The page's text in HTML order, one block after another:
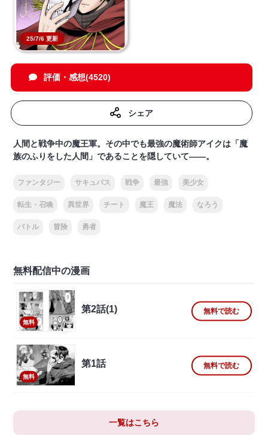
25/7/6 更新
評価・感想(4520)
シェア
人間と戦争中の魔王軍。その中でも最強の魔術師アイクは「魔
族のふりをした人間」であることを隠していて——。
ファンタジー サキュバス 戦争 最強 美少女
転生・召喚 異世界 チート 魔王 魔法 なろう
バトル 冒険 勇者
無料配信中の漫画
無料
第2話(1) 無料で読む
無料
第1話 無料で読む
一覧はこちら